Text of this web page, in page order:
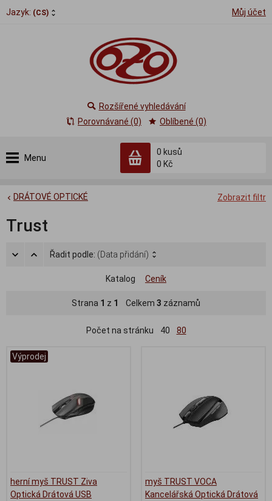
Jazyk: (CS) Můj účet
Menu
0 kusů
0 Kč
Rozšířené vyhledávání
Porovnávané (0)
Oblíbené (0)
Zobrazit filtr
DRÁTOVÉ OPTICKÉ
Trust
Řadit podle: (Data přidání)
Katalog Ceník
Strana 1 z 1 Celkem 3 záznamů
Počet na stránku 40 80
Výprodej
herní myš TRUST Ziva
Optická Drátová USB
myš TRUST VOCA
Kancelářská Optická Drátová